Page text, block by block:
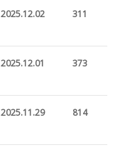
2025.12.02 311
2025.12.01 373
2025.11.29 814